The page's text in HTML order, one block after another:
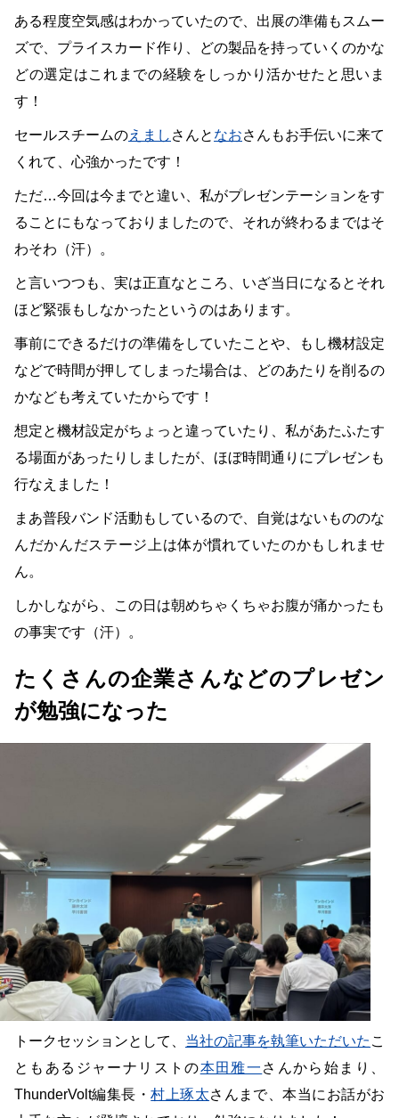
ある程度空気感はわかっていたので、出展の準備もスムー
ズで、プライスカード作り、どの製品を持っていくのかな
どの選定はこれまでの経験をしっかり活かせたと思いま
す！
セールスチームのえまし さんと なおさんもお手伝いに来て
くれて、心強かったです！
ただ…今回は今までと違い、私がプレゼンテーションをす
ることにもなっておりましたので、それが終わるまではそ
わそわ（汗）。
と言いつつも、実は正直なところ、いざ当日になるとそれ
ほど緊張もしなかったというのはあります。
事前にできるだけの準備をしていたことや、もし機材設定
などで時間が押してしまった場合は、どのあたりを削るの
かなども考えていたからです！
想定と機材設定がちょっと違っていたり、私があたふたす
る場面があったりしましたが、ほぼ時間通りにプレゼンも
行なえました！
まあ普段バンド活動もしているので、自覚はないもののな
んだかんだステージ上は体が慣れていたのかもしれませ
ん。
しかしながら、この日は朝めちゃくちゃお腹が痛かったも
の事実です（汗）。
たくさんの企業さんなどのプレゼン
が勉強になった
トークセッションとして、 当社の記事を執筆いただいた こ
ともあるジャーナリストの本田雅一 さんから始まり、
ThunderVolt編集長・村上琢太さんまで、本当にお話がお